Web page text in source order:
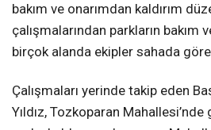
bakım ve onarımdan kaldırım
çalışmalarından parkların bakım
birçok alanda ekipler sahada
Çalışmaları yerinde takip eden
Yıldız, Tozkoparan